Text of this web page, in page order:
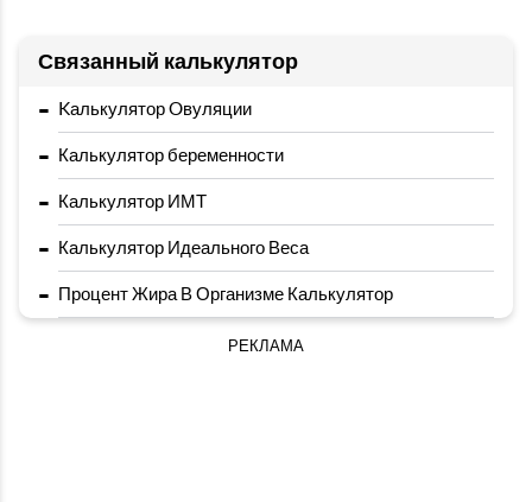
Связанный калькулятор
- Kалькулятор Oвуляции
- Калькулятор беременности
- Калькулятор ИМТ
- Калькулятор Идеального Веса
- Процент Жира В Организме Калькулятор
РЕКЛАМА